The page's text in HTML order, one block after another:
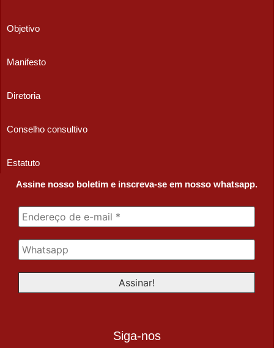
Objetivo
Manifesto
Diretoria
Conselho consultivo
Estatuto
Assine nosso boletim e inscreva-se em nosso whatsapp.
Siga-nos